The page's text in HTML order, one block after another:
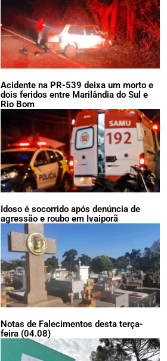
Acidente na PR-539 deixa um morto e
dois feridos entre Marilândia do Sul e
Rio Bom
Idoso é socorrido após denúncia de
agressão e roubo em Ivaiporã
Notas de Falecimentos desta terça-
feira (04.08)